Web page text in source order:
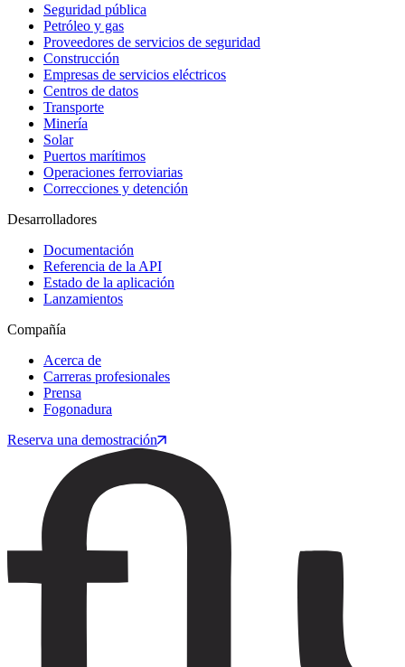
Seguridad pública
Petróleo y gas
Proveedores de servicios de seguridad
Construcción
Empresas de servicios eléctricos
Centros de datos
Transporte
Minería
Solar
Puertos marítimos
Operaciones ferroviarias
Correcciones y detención
Desarrolladores
Documentación
Referencia de la API
Estado de la aplicación
Lanzamientos
Compañía
Acerca de
Carreras profesionales
Prensa
Fogonadura
Reserva una demostración